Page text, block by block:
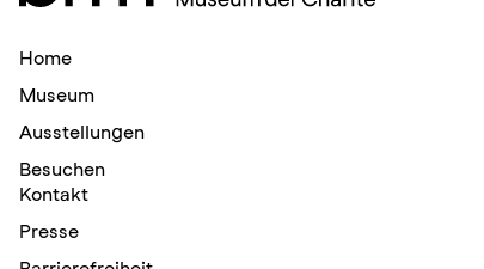
Home
Museum
Ausstellungen
Besuchen
Kontakt
Presse